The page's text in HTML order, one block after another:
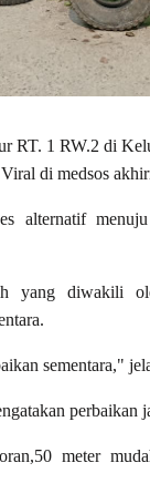
RT. 1 RW.2 di
di medsos
alternatif
yang diwakili
sementara,"
perbaikan
meter